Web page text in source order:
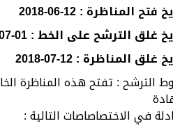
فتح المناظرة : 12-06-2018
غلق الترشح على الخط : 01-07-2018
غلق المناظرة : 12-07-2018
الترشح : تفتح هذه المناظرة
في الاختصاصاصات التالية :